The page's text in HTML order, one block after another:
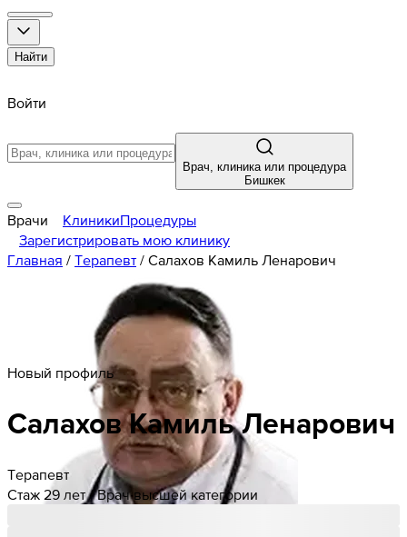
Найти
Войти
Врач, клиника или процедура
Бишкек
Врачи КлиникиПроцедуры
Зарегистрировать мою клинику
Главная / Терапевт / Салахов Камиль Ленарович
Новый профиль
СалаховКамильЛенарович
Терапевт
Стаж 29 лет / Врач высшей категории